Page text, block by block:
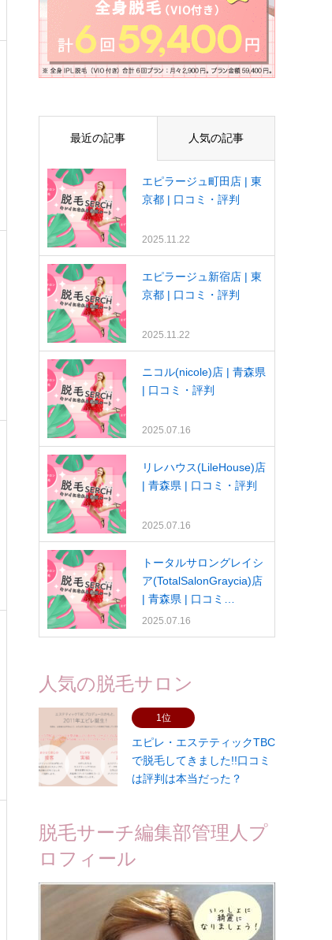
最近の記事 人気の記事
エピラージュ町田店 | 東
京都 | 口コミ・評判
2025.11.22
エピラージュ新宿店 | 東
京都 | 口コミ・評判
2025.11.22
ニコル(nicole)店 | 青森県
| 口コミ・評判
2025.07.16
リレハウス(LileHouse)店
| 青森県 | 口コミ・評判
2025.07.16
トータルサロングレイシ
ア(TotalSalonGraycia)店
| 青森県 | 口コミ…
2025.07.16
人気の脱毛サロン
1位
エピレ・エステティックTBC
で脱毛してきました!!口コミ
は評判は本当だった？
脱毛サーチ編集部管理人プ
ロフィール